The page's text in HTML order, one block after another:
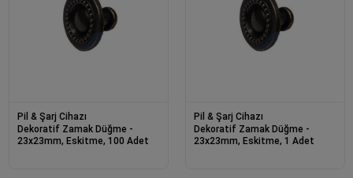
Pil & Şarj Cihazı
Dekoratif Zamak Düğme -
23x23mm, Eskitme, 100 Adet
Pil & Şarj Cihazı
Dekoratif Zamak Düğme -
23x23mm, Eskitme, 1 Adet